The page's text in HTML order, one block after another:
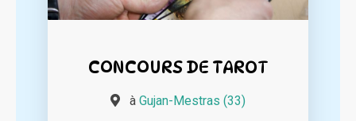
CONCOURS DE TAROT
à Gujan-Mestras (33)